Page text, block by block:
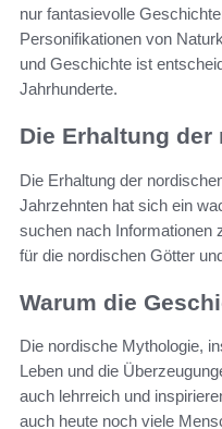
nur fantasievolle
Personifikationen von
und Geschichte ist
Jahrhunderte.
Die Erhaltung
Die Erhaltung der
Jahrzehnten hat sich ein
suchen nach Informationen
für die nordischen Götter
Warum die
Die nordische Mythologie,
Leben und die
auch lehrreich und
auch heute noch viele